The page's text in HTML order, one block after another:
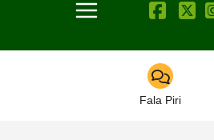
Toggle navigation
Fala Piri